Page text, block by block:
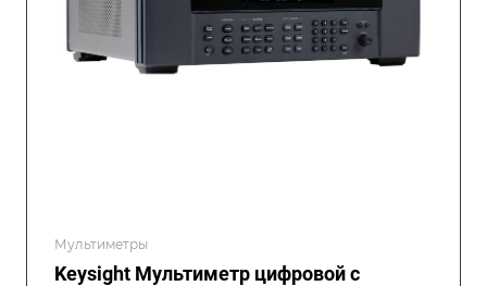
Мультиметры
Keysight Мультиметр цифровой с